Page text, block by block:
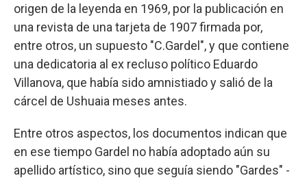
origen de la leyenda en 1969, por la publicación en
una revista de una tarjeta de 1907 firmada por,
entre otros, un supuesto "C.Gardel", y que contiene
una dedicatoria al ex recluso político Eduardo
Villanova, que había sido amnistiado y salió de la
cárcel de Ushuaia meses antes.
Entre otros aspectos, los documentos indican que
en ese tiempo Gardel no había adoptado aún su
apellido artístico, sino que seguía siendo "Gardes" -